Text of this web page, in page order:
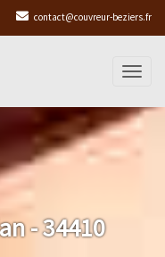
contact@couvreur-beziers.fr
- 34410